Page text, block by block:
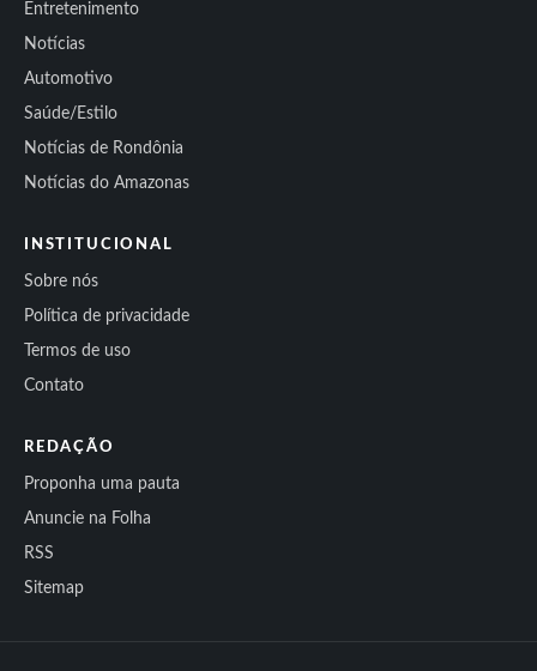
Entretenimento
Notícias
Automotivo
Saúde/Estilo
Notícias de Rondônia
Notícias do Amazonas
INSTITUCIONAL
Sobre nós
Política de privacidade
Termos de uso
Contato
REDAÇÃO
Proponha uma pauta
Anuncie na Folha
RSS
Sitemap